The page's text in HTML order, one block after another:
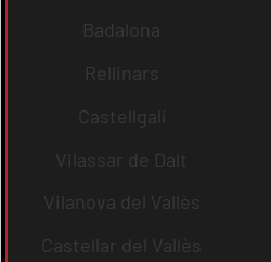
Badalona
Rellinars
Castellgalí
Vilassar de Dalt
Vilanova del Vallès
Castellar del Vallès